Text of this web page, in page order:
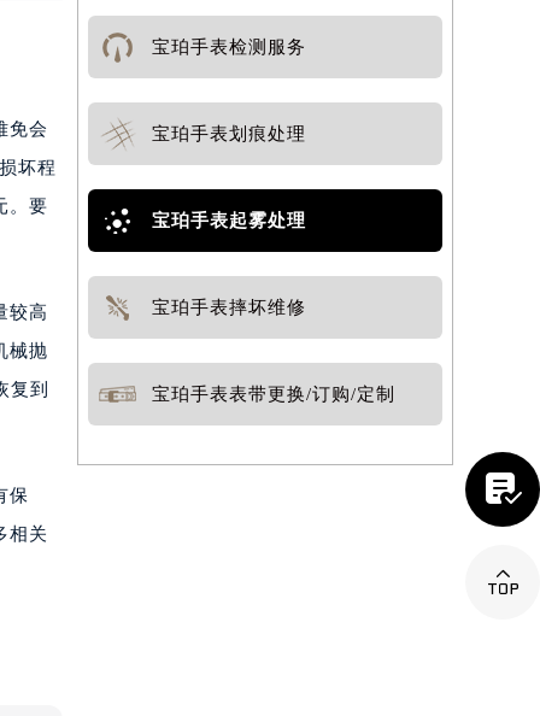
免会
坏程
。要
较高
械抛
复到
保
相关
宝珀手表检测服务
宝珀手表划痕处理
宝珀手表起雾处理
宝珀手表摔坏维修
宝珀手表表带更换/订购/定制

